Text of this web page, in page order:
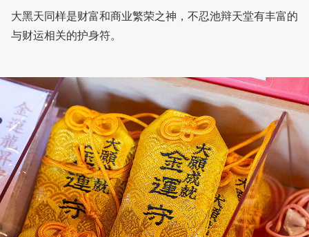
大黑天同样是财富和商业繁荣之神，不忍池辩天堂有丰富的
与财运相关的护身符。